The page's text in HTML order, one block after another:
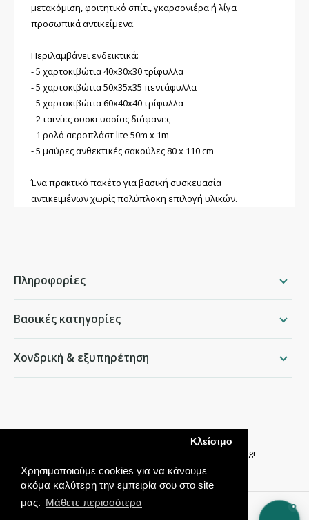
Χρησιμοποιούμε cookies για να κάνουμε
ακόμα καλύτερη την εμπειρία σου στο site
μας. Μάθετε περισσότερα
Κλείσιμο
μετακόμιση, φοιτητικό σπίτι, γκαρσονιέρα ή λίγα
προσωπικά αντικείμενα.
Περιλαμβάνει ενδεικτικά:
- 5 χαρτοκιβώτια 40x30x30 τρίφυλλα
- 5 χαρτοκιβώτια 50x35x35 πεντάφυλλα
- 5 χαρτοκιβώτια 60x40x40 τρίφυλλα
- 2 ταινίες συσκευασίας διάφανες
- 1 ρολό αεροπλάστ lite 50m x 1m
- 5 μαύρες ανθεκτικές σακούλες 80 x 110 cm
Ένα πρακτικό πακέτο για βασική συσκευασία
αντικειμένων χωρίς πολύπλοκη επιλογή υλικών.
Πληροφορίες
Βασικές κατηγορίες
Χονδρική & εξυπηρέτηση
info@packing.gr